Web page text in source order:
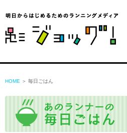
HOME ＞ 毎日ごはん